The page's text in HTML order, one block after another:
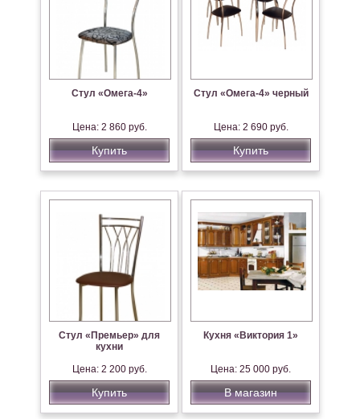
Стул «Омега-4»
Цена: 2 860 руб.
Купить
Стул «Омега-4» черный
Цена: 2 690 руб.
Купить
Стул «Премьер» для
кухни
Цена: 2 200 руб.
Купить
Кухня «Виктория 1»
Цена: 25 000 руб.
В магазин